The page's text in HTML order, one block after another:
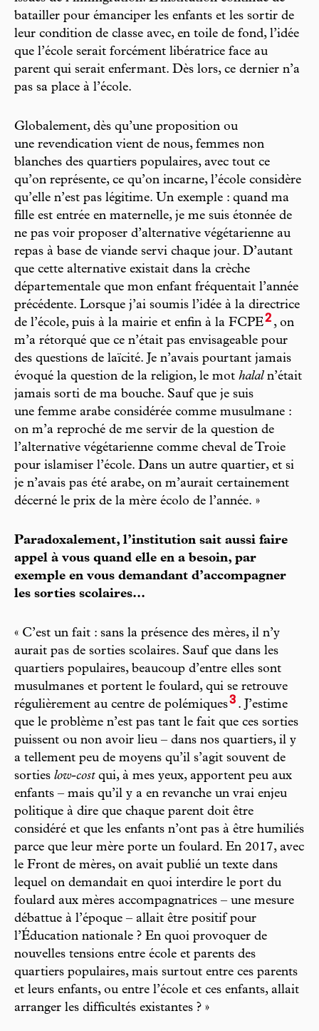
batailler pour émanciper les enfants et les sortir de
leur condition de classe avec, en toile de fond, l’idée
que l’école serait forcément libératrice face au
parent qui serait enfermant. Dès lors, ce dernier n’a
pas sa place à l’école.
Globalement, dès qu’une proposition ou
une revendication vient de nous, femmes non
blanches des quartiers populaires, avec tout ce
qu’on représente, ce qu’on incarne, l’école considère
qu’elle n’est pas légitime. Un exemple : quand ma
fille est entrée en maternelle, je me suis étonnée de
ne pas voir proposer d’alternative végétarienne au
repas à base de viande servi chaque jour. D’autant
que cette alternative existait dans la crèche
départementale que mon enfant fréquentait l’année
précédente. Lorsque j’ai soumis l’idée à la directrice
de l’école, puis à la mairie et enfin à la FCPE2 , on
m’a rétorqué que ce n’était pas envisageable pour
des questions de laïcité. Je n’avais pourtant jamais
évoqué la question de la religion, le mot halaln’était
jamais sorti de ma bouche. Sauf que je suis
une femme arabe considérée comme musulmane :
on m’a reproché de me servir de la question de
l’alternative végétarienne comme cheval de Troie
pour islamiser l’école. Dans un autre quartier, et si
je n’avais pas été arabe, on m’aurait certainement
décerné le prix de la mère écolo de l’année. »
Paradoxalement, l’institution sait aussi faire
appel à vous quand elle en a besoin, par
exemple en vous demandant d’accompagner
les sorties scolaires...
« C’est un fait : sans la présence des mères, il n’y
aurait pas de sorties scolaires. Sauf que dans les
quartiers populaires, beaucoup d’entre elles sont
musulmanes et portent le foulard, qui se retrouve
régulièrement au centre de polémiques3 . J’estime
que le problème n’est pas tant le fait que ces sorties
puissent ou non avoir lieu – dans nos quartiers, il y
a tellement peu de moyens qu’il s’agit souvent de
sorties low-costqui, à mes yeux, apportent peu aux
enfants – mais qu’il y a en revanche un vrai enjeu
politique à dire que chaque parent doit être
considéré et que les enfants n’ont pas à être humiliés
parce que leur mère porte un foulard. En 2017, avec
le Front de mères, on avait publié un texte dans
lequel on demandait en quoi interdire le port du
foulard aux mères accompagnatrices – une mesure
débattue à l’époque – allait être positif pour
l’Éducation nationale ? En quoi provoquer de
nouvelles tensions entre école et parents des
quartiers populaires, mais surtout entre ces parents
et leurs enfants, ou entre l’école et ces enfants, allait
arranger les difficultés existantes ? »